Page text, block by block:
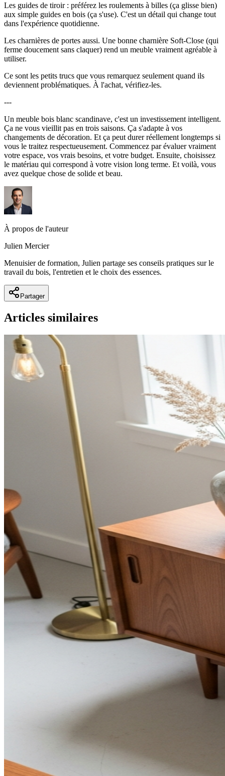
Les guides de tiroir : préférez les roulements à billes (ça glisse bien)
aux simple guides en bois (ça s'use). C'est un détail qui change tout
dans l'expérience quotidienne.
Les charnières de portes aussi. Une bonne charnière Soft-Close (qui
ferme doucement sans claquer) rend un meuble vraiment agréable à
utiliser.
Ce sont les petits trucs que vous remarquez seulement quand ils
deviennent problématiques. À l'achat, vérifiez-les.
---
Un meuble bois blanc scandinave, c'est un investissement intelligent.
Ça ne vous vieillit pas en trois saisons. Ça s'adapte à vos
changements de décoration. Et ça peut durer réellement longtemps si
vous le traitez respectueusement. Commencez par évaluer vraiment
votre espace, vos vrais besoins, et votre budget. Ensuite, choisissez
le matériau qui correspond à votre vision long terme. Et voilà, vous
avez quelque chose de solide et beau.
À propos de l'auteur
Julien Mercier
Menuisier de formation, Julien partage ses conseils pratiques sur le
travail du bois, l'entretien et le choix des essences.
Partager
Articles similaires